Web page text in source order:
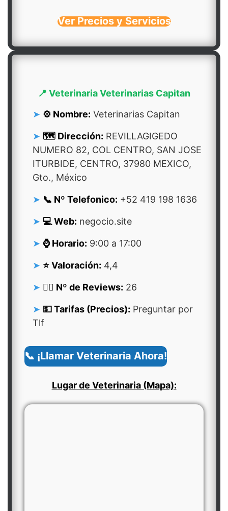
Ver Precios y Servicios
📍 Veterinaria Veterinarias Capitan
⚙️ Nombre: Veterinarias Capitan
🗺️ Dirección: REVILLAGIGEDO
NUMERO 82, COL CENTRO, SAN JOSE
ITURBIDE, CENTRO, 37980 MEXICO,
Gto., México
📞 Nº Telefonico: +52 419 198 1636
💻 Web: negocio.site
⌚ Horario: 9:00 a 17:00
⭐ Valoración: 4,4
👍🏻 Nº de Reviews: 26
💵 Tarifas (Precios): Preguntar por
Tlf
📞 ¡Llamar Veterinaria Ahora!
Lugar de Veterinaria (Mapa):